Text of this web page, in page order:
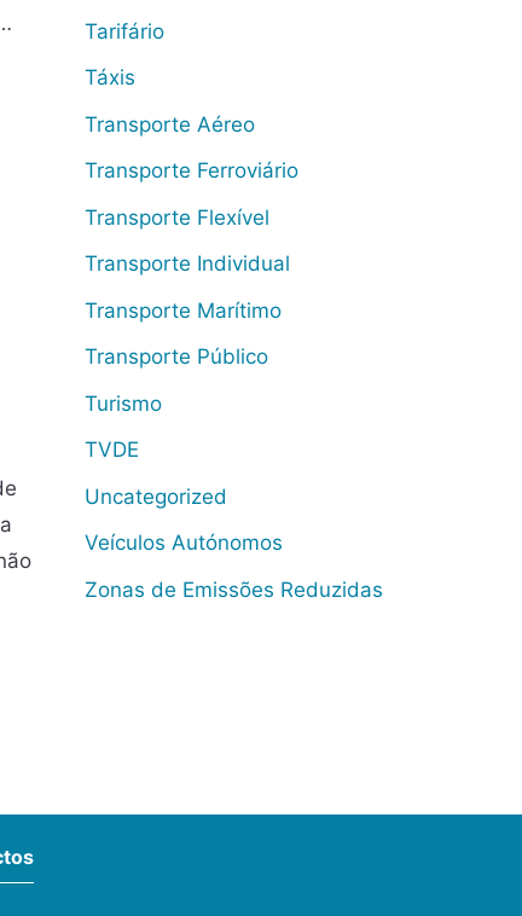
Tarifário
Táxis
Transporte Aéreo
Transporte Ferroviário
Transporte Flexível
Transporte Individual
Transporte Marítimo
Transporte Público
Turismo
TVDE
Uncategorized
Veículos Autónomos
Zonas de Emissões Reduzidas